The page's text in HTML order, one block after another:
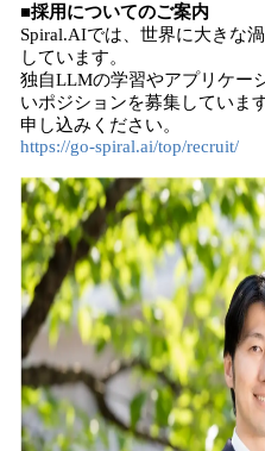
■採用についてのご案内
Spiral.AIでは、世界に大きな
しています。
独自LLMの学習やアプリケー
いポジションを募集していま
申し込みください。
https://go-spiral.ai/top/recruit/